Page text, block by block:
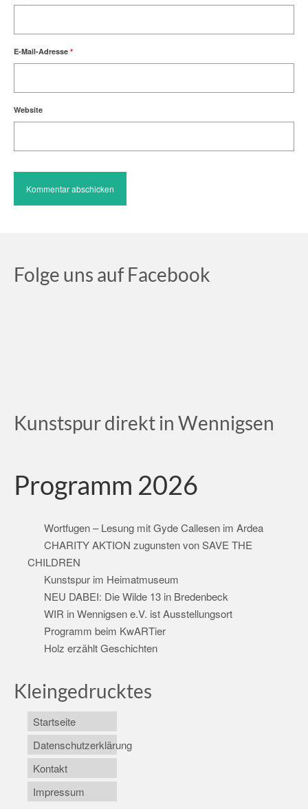
E-Mail-Adresse *
Website
Folge uns auf Facebook
Kunstspur direkt in Wennigsen
Programm 2026
Wortfugen – Lesung mit Gyde Callesen im Ardea
CHARITY AKTION zugunsten von SAVE THE
CHILDREN
Kunstspur im Heimatmuseum
NEU DABEI: Die Wilde 13 in Bredenbeck
WIR in Wennigsen e.V. ist Ausstellungsort
Programm beim KwARTier
Holz erzählt Geschichten
Kleingedrucktes
Startseite
Datenschutzerklärung
Kontakt
Impressum